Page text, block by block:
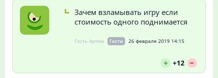
Зачем взламывать игру если
стоимость одного поднимается
Гость Артём Гости 26 февраля 2019 14:15
+ +12 --